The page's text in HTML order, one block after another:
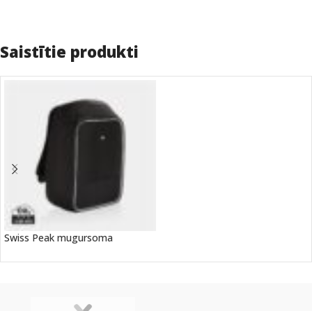
Saistītie produkti
Swiss Peak mugursoma